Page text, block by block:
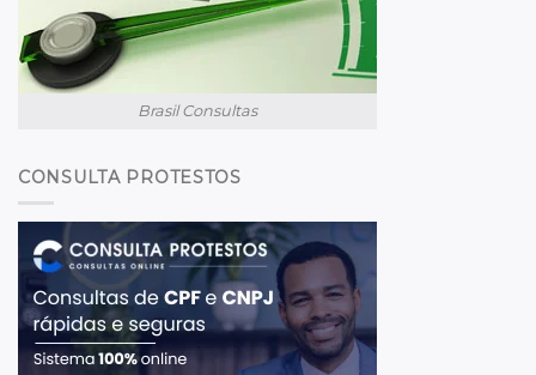
Brasil Consultas
CONSULTA PROTESTOS